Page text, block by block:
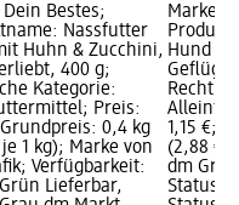
Bestes;
Nassfutter
Huhn & Zucchini,
400 g;
Kategorie:
Preis:
0,4 kg
1 kg); Marke von
Verfügbarkeit:
Lieferbar,
Marke:
Hund
1,15 €;
(2,88 €
dm
Status